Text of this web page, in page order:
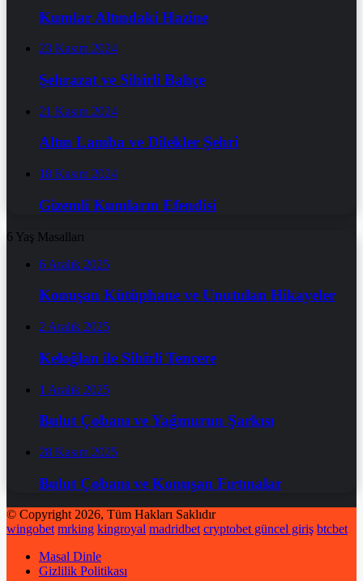
Kumlar Altındaki Hazine
23 Kasım 2024
Şehrazat ve Sihirli Bahçe
21 Kasım 2024
Altın Lamba ve Dilekler Şehri
18 Kasım 2024
Gizemli Kumların Efendisi
6 Yaş Masalları
6 Aralık 2025
Konuşan Kütüphane ve Unutulan Hikayeler
2 Aralık 2025
Keloğlan ile Sihirli Tencere
1 Aralık 2025
Bulut Çobanı ve Yağmurun Şarkısı
28 Kasım 2025
Bulut Çobanı ve Konuşan Fırtınalar
© Copyright 2026, Tüm Hakları Saklıdır
wingobet mrking kingroyal madridbet cryptobet güncel giriş btcbet
Masal Dinle
Gizlilik Politikası